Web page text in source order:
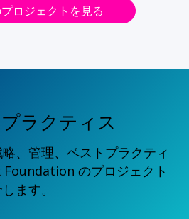
ロジェクトを見る
ラクティス
、管理、ベストプラクティ
のプロジェクト
ます。